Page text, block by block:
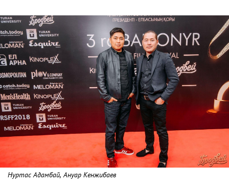
Нуртас Адамбай, Ануар Кенжибаев